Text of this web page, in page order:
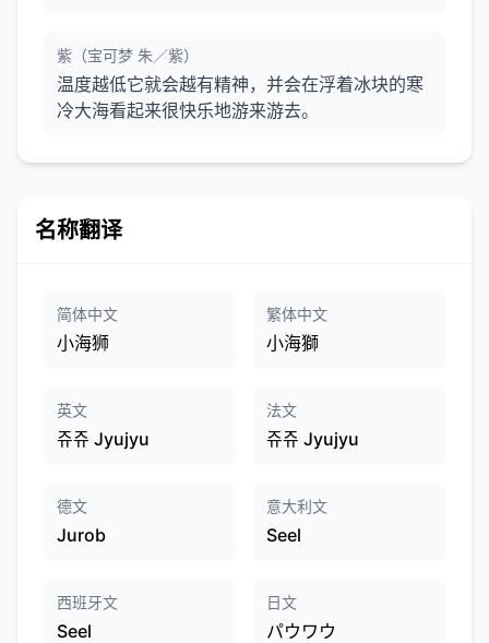
紫（宝可梦 朱／紫）
温度越低它就会越有精神，并会在浮着冰块的寒
冷大海看起来很快乐地游来游去。
名称翻译
简体中文
小海狮
繁体中文
小海獅
英文
쥬쥬 Jyujyu
法文
쥬쥬 Jyujyu
德文
Jurob
意大利文
Seel
西班牙文
Seel
日文
パウワウ